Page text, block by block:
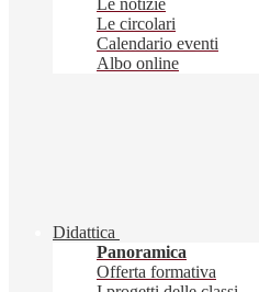
Le notizie
Le circolari
Calendario eventi
Albo online
Didattica
Panoramica
Offerta formativa